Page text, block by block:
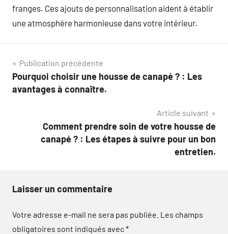
franges. Ces ajouts de personnalisation aident à établir
une atmosphère harmonieuse dans votre intérieur.
Navigation
de
Publication précédente
Pourquoi choisir une housse de canapé ? : Les
avantages à connaître.
Article suivant
Comment prendre soin de votre housse de
canapé ? : Les étapes à suivre pour un bon
entretien.
Laisser un commentaire
Votre adresse e-mail ne sera pas publiée. Les champs
obligatoires sont indiqués avec*